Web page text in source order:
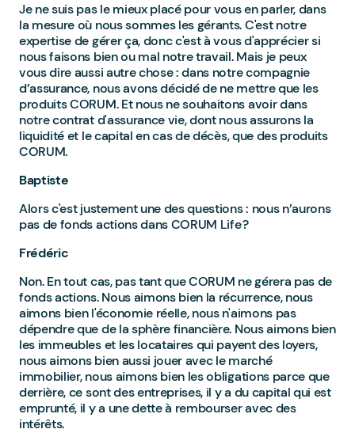
Je ne suis pas le mieux placé pour vous en parler, dans
la mesure où nous sommes les gérants. C'est notre
expertise de gérer ça, donc c'est à vous d'apprécier si
nous faisons bien ou mal notre travail. Mais je peux
vous dire aussi autre chose : dans notre compagnie
d’assurance, nous avons décidé de ne mettre que les
produits CORUM. Et nous ne souhaitons avoir dans
notre contrat d'assurance vie, dont nous assurons la
liquidité et le capital en cas de décès, que des produits
CORUM.
Baptiste
Alors c'est justement une des questions : nous n’aurons
pas de fonds actions dans CORUM Life ?
Frédéric
Non. En tout cas, pas tant que CORUM ne gérera pas de
fonds actions. Nous aimons bien la récurrence, nous
aimons bien l'économie réelle, nous n'aimons pas
dépendre que de la sphère financière. Nous aimons bien
les immeubles et les locataires qui payent des loyers,
nous aimons bien aussi jouer avec le marché
immobilier, nous aimons bien les obligations parce que
derrière, ce sont des entreprises, il y a du capital qui est
emprunté, il y a une dette à rembourser avec des
intérêts.